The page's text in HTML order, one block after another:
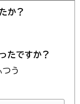
か？
たですか？
つう